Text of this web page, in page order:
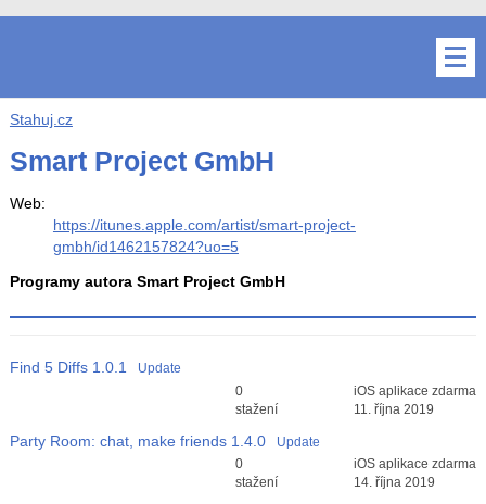
Stahuj.cz
Smart Project GmbH
Web:
https://itunes.apple.com/artist/smart-project-
gmbh/id1462157824?uo=5
Programy autora Smart Project GmbH
Find 5 Diffs 1.0.1
Update
Průměr hodnocení
0
stažení
iOS aplikace zdarma
11. října 2019
Party Room: chat, make friends 1.4.0
Update
Průměr hodnocení
0
stažení
iOS aplikace zdarma
14. října 2019